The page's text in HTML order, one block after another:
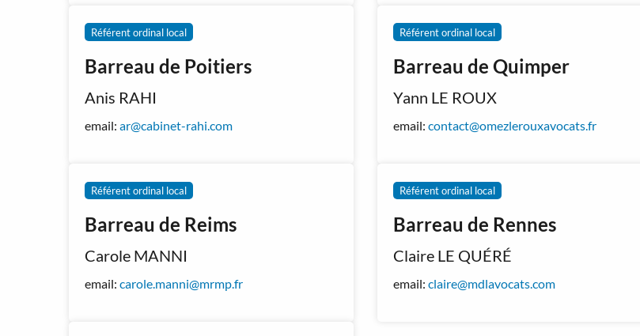
Référent ordinal local
Barreau de Poitiers
Anis RAHI
email: ar@cabinet-rahi.com
Référent ordinal local
Barreau de Quimper
Yann LE ROUX
email: contact@omezlerouxavocats.fr
Référent ordinal local
Barreau de Reims
Carole MANNI
email: carole.manni@mrmp.fr
Référent ordinal local
Barreau de Rennes
Claire LE QUÉRÉ
email: claire@mdlavocats.com